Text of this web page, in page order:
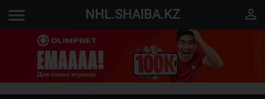
menu NHL.SHAIBA.KZ perm_identity